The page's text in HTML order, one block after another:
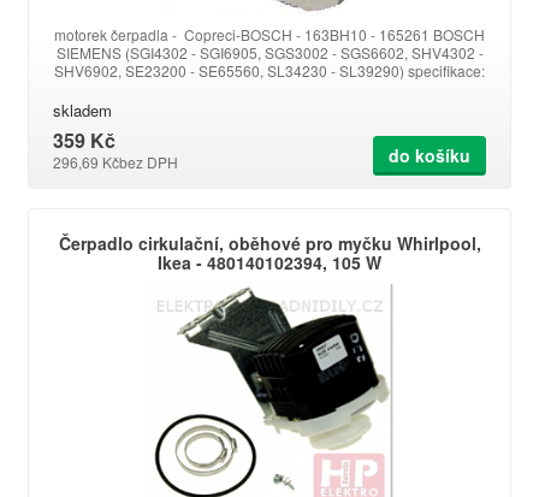
motorek čerpadla - Copreci-BOSCH - 163BH10 - 165261 BOSCH
SIEMENS (SGI4302 - SGI6905, SGS3002 - SGS6602, SHV4302 -
SHV6902, SE23200 - SE65560, SL34230 - SL39290) specifikace:
skladem
359 Kč
296,69 Kčbez DPH do košíku
Čerpadlo cirkulační, oběhové pro myčku Whirlpool,
Ikea - 480140102394, 105 W